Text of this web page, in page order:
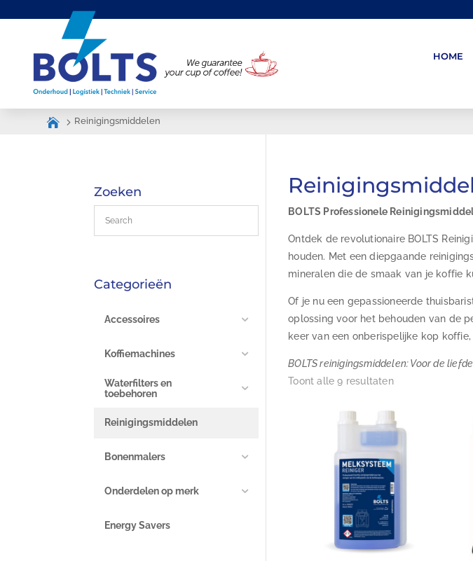
HOME
Reinigingsmiddelen
BOLTS Professionele
Ontdek de revolutionaire BOLTS
houden. Met een diepgaande
mineralen die de smaak van je koffie
Of je nu een gepassioneerde
oplossing voor het behouden van de
keer van een onberispelijke kop
BOLTS reinigingsmiddelen: Voor de
Toont alle 9 resultaten
Zoeken
Categorieën
Accessoires
Koffiemachines
Waterfilters en
toebehoren
Reinigingsmiddelen
Bonenmalers
Onderdelen op merk
Energy Savers